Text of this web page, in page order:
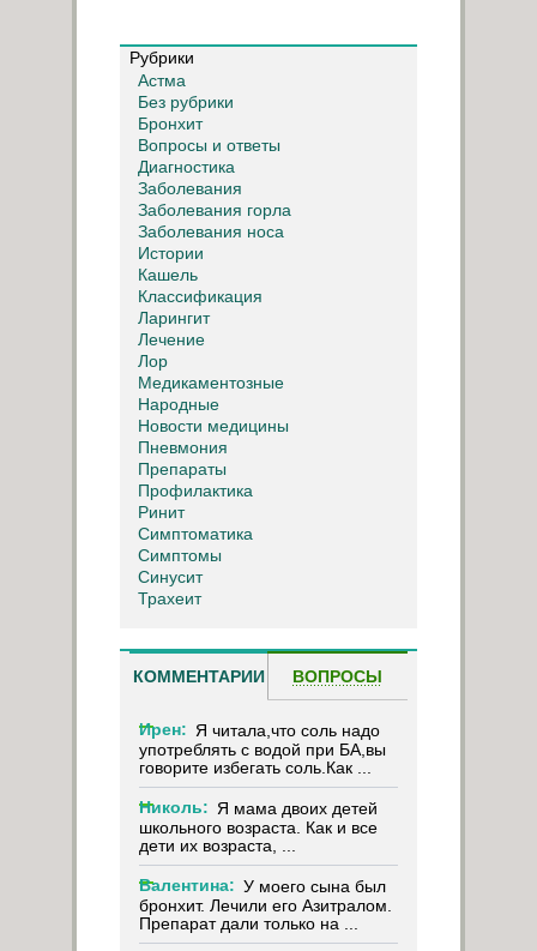
Рубрики
Астма
Без рубрики
Бронхит
Вопросы и ответы
Диагностика
Заболевания
Заболевания горла
Заболевания носа
Истории
Кашель
Классификация
Ларингит
Лечение
Лор
Медикаментозные
Народные
Новости медицины
Пневмония
Препараты
Профилактика
Ринит
Симптоматика
Симптомы
Синусит
Трахеит
КОММЕНТАРИИ ВОПРОСЫ
Ирен: Я читала,что соль надо
употреблять с водой при БА,вы
говорите избегать соль.Как ...
Николь: Я мама двоих детей
школьного возраста. Как и все
дети их возраста, ...
Валентина: У моего сына был
бронхит. Лечили его Азитралом.
Препарат дали только на ...